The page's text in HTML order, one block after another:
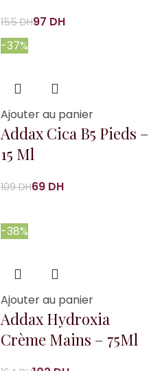
155DH97 DH
-37%
Ajouter au panier
Addax Cica B5 Pieds –
15 Ml
109DH69 DH
-38%
Ajouter au panier
Addax Hydroxia
Crème Mains – 75Ml